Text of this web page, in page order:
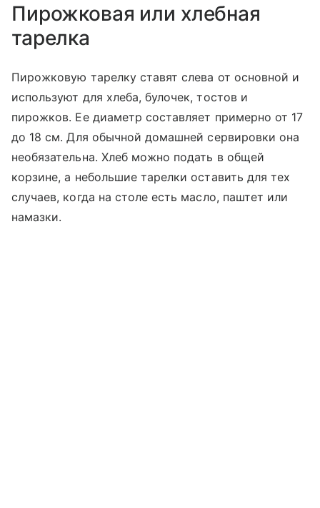
Пирожковая или хлебная
тарелка
Пирожковую тарелку ставят слева от основной и
используют для хлеба, булочек, тостов и
пирожков. Ее диаметр составляет примерно от 17
до 18 см. Для обычной домашней сервировки она
необязательна. Хлеб можно подать в общей
корзине, а небольшие тарелки оставить для тех
случаев, когда на столе есть масло, паштет или
намазки.